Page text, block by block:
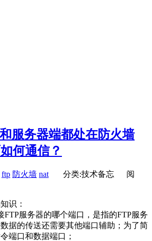
服务器端都处在防火墙
何通信？
ftp 防火墙 nat 分类:技术备忘
阅
识：
FTP服务器的哪个端口，是指的FTP服务
据的传送还需要其他端口辅助；为了简
端口和数据端口；